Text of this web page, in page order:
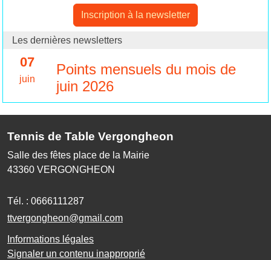
Inscription à la newsletter
Les dernières newsletters
07
juin
Points mensuels du mois de
juin 2026
Tennis de Table Vergongheon
Salle des fêtes place de la Mairie
43360 VERGONGHEON
Tél. : 0666111287
ttvergongheon@gmail.com
Informations légales
Signaler un contenu inapproprié